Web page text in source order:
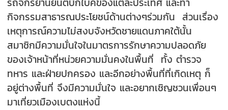
กิจกรรมสาธารณประโยชน์ด้านต่างๆร่วมกัน ส่วนเรื่อง
เหตุการณ์ความไม่สงบจังหวัดชายแดนภาคใต้นั้น
สมาชิกมีความมั่นใจในมาตรการรักษาความปลอดภัย
ของเจ้าหน้าที่หน่วยความมั่นคงในพื้นที่ ทั้ง ตำรวจ
ทหาร และฝ่ายปกครอง และอีกอย่างพื้นที่ที่เกิดเหตุ ก็
อยู่ต่างพื้นที่ จึงมีความมั่นใจ และอยากเชิญชวนเพื่อนๆ
มาเที่ยวเมืองเบตงแห่งนี้